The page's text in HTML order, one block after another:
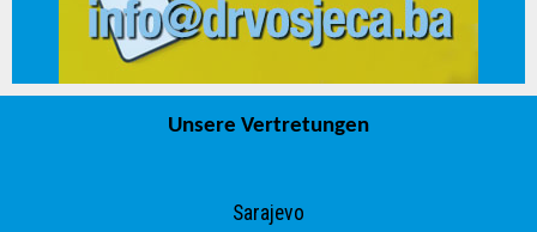
Unsere Vertretungen
Sarajevo